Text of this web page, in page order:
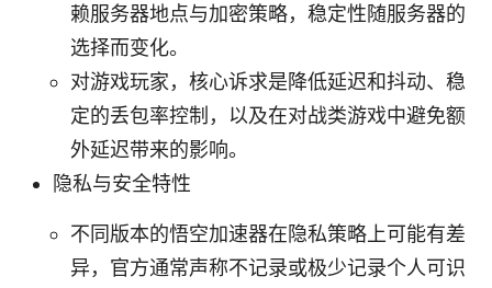
赖服务器地点与加密策略，稳定性随服务器的
选择而变化。
对游戏玩家，核心诉求是降低延迟和抖动、稳
定的丢包率控制，以及在对战类游戏中避免额
外延迟带来的影响。
隐私与安全特性
不同版本的悟空加速器在隐私策略上可能有差
异，官方通常声称不记录或极少记录个人可识